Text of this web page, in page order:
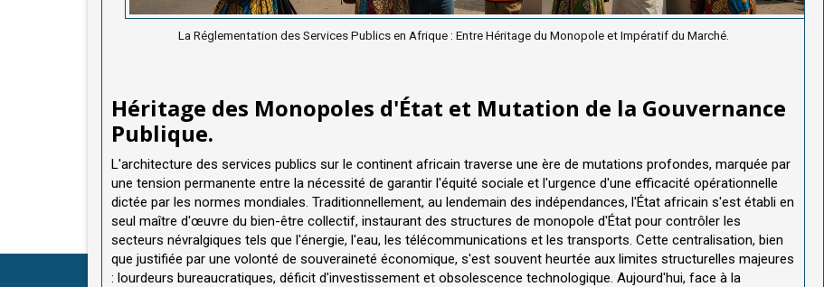
La Réglementation des Services Publics en Afrique : Entre Héritage du Monopole et Impératif du Marché.
Héritage des Monopoles d'État et Mutation de la Gouvernance
Publique.
L'architecture des services publics sur le continent africain traverse une ère de mutations profondes, marquée par
une tension permanente entre la nécessité de garantir l'équité sociale et l'urgence d'une efficacité opérationnelle
dictée par les normes mondiales. Traditionnellement, au lendemain des indépendances, l'État africain s'est établi en
seul maître d'œuvre du bien-être collectif, instaurant des structures de monopole d'État pour contrôler les
secteurs névralgiques tels que l'énergie, l'eau, les télécommunications et les transports. Cette centralisation, bien
que justifiée par une volonté de souveraineté économique, s'est souvent heurtée aux limites structurelles majeures
: lourdeurs bureaucratiques, déficit d'investissement et obsolescence technologique. Aujourd'hui, face à la